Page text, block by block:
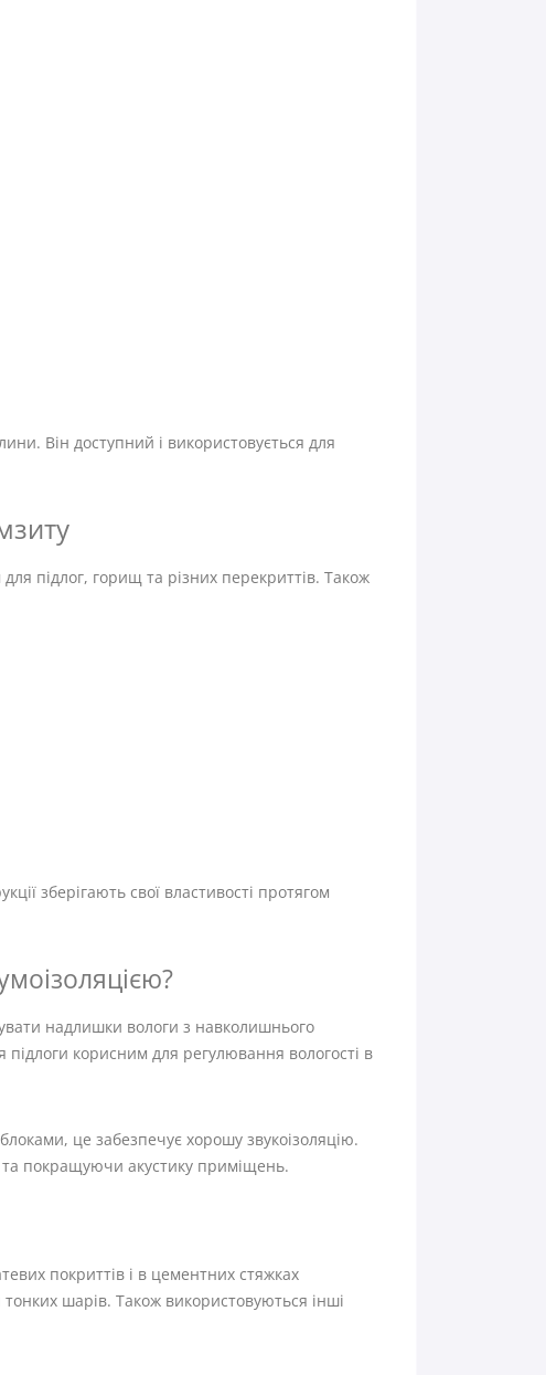
Він доступний і використовується для
підлог, горищ та різних перекриттів. Також
зберігають свої властивості протягом
надлишки вологи з навколишнього
корисним для регулювання вологості в
це забезпечує хорошу звукоізоляцію.
та покращуючи акустику приміщень.
покриттів і в цементних стяжках
шарів. Також використовуються інші